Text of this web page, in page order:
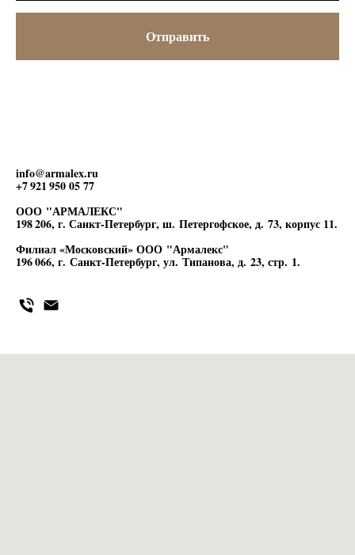
Отправить
info@armalex.ru
+7 921 950 05 77
ООО "АРМАЛЕКС"
198 206, г. Санкт-Петербург, ш. Петергофское, д. 73, корпус 11.
Филиал «Московский» ООО "Армалекс"
196 066, г. Санкт-Петербург, ул. Типанова, д. 23, стр. 1.